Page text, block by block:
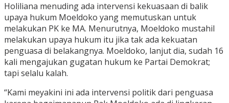
Holiliana menuding ada intervensi kekuasaan di balik
upaya hukum Moeldoko yang memutuskan untuk
melakukan PK ke MA. Menurutnya, Moeldoko mustahil
melakukan upaya hukum itu jika tak ada kekuatan
penguasa di belakangnya. Moeldoko, lanjut dia, sudah 16
kali mengajukan gugatan hukum ke Partai Demokrat;
tapi selalu kalah.
“Kami meyakini ini ada intervensi politik dari penguasa